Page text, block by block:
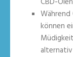
Während
können